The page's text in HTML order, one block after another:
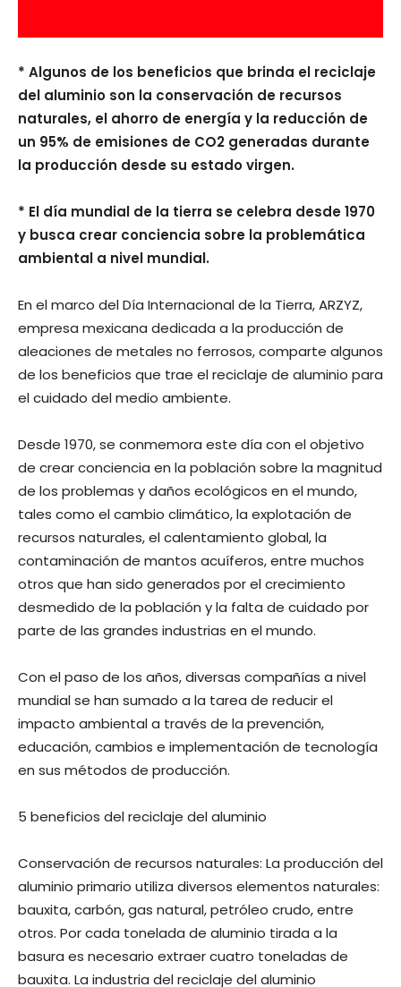
* Algunos de los beneficios que brinda el reciclaje
del aluminio son la conservación de recursos
naturales, el ahorro de energía y la reducción de
un 95% de emisiones de CO2 generadas durante
la producción desde su estado virgen.
* El día mundial de la tierra se celebra desde 1970
y busca crear conciencia sobre la problemática
ambiental a nivel mundial.
En el marco del Día Internacional de la Tierra, ARZYZ,
empresa mexicana dedicada a la producción de
aleaciones de metales no ferrosos, comparte algunos
de los beneficios que trae el reciclaje de aluminio para
el cuidado del medio ambiente.
Desde 1970, se conmemora este día con el objetivo
de crear conciencia en la población sobre la magnitud
de los problemas y daños ecológicos en el mundo,
tales como el cambio climático, la explotación de
recursos naturales, el calentamiento global, la
contaminación de mantos acuíferos, entre muchos
otros que han sido generados por el crecimiento
desmedido de la población y la falta de cuidado por
parte de las grandes industrias en el mundo.
Con el paso de los años, diversas compañías a nivel
mundial se han sumado a la tarea de reducir el
impacto ambiental a través de la prevención,
educación, cambios e implementación de tecnología
en sus métodos de producción.
5 beneficios del reciclaje del aluminio
Conservación de recursos naturales: La producción del
aluminio primario utiliza diversos elementos naturales:
bauxita, carbón, gas natural, petróleo crudo, entre
otros. Por cada tonelada de aluminio tirada a la
basura es necesario extraer cuatro toneladas de
bauxita. La industria del reciclaje del aluminio